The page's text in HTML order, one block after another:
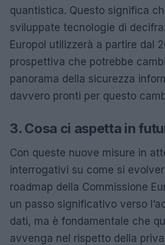
quantistica. Questo significa
sviluppate tecnologie di
Europol utilizzerà a partire dal
prospettiva che potrebbe
panorama della sicurezza
davvero pronti per questo
3. Cosa ci aspetta in
Con queste nuove misure in
interrogativi su come si
roadmap della Commissione
un passo significativo verso
dati, ma è fondamentale che
avvenga nel rispetto della